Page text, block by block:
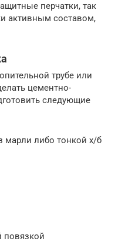
перчатки, так
активным составом,
трубе или
цементно-
следующие
марли либо тонкой х/б
повязкой